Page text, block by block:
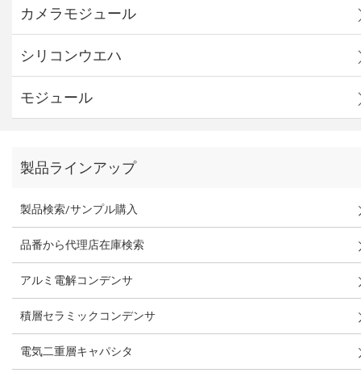
カメラモジュール
シリコンウエハ
モジュール
製品ラインアップ
製品検索/サンプル購入
品番から代理店在庫検索
アルミ電解コンデンサ
積層セラミックコンデンサ
電気二重層キャパシタ